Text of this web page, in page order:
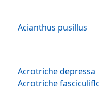
Acianthus pusillus
Acrotriche depressa
Acrotriche